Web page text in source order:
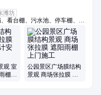
潍坊
看台棚、污水池、停车棚、充
看台、顶棚膜结、自行车棚、
、看台雨棚、车棚定做、车棚
台定制
观 室
棚
公园景区广场膜结构
景观 商场张拉膜 遮